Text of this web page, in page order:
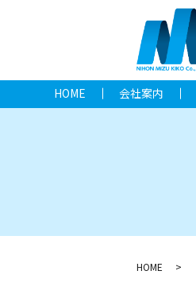
HOME 会社案内
HOME